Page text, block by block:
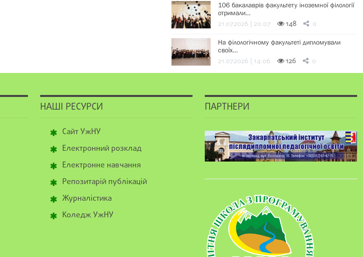
106 бакалаврів факультету іноземної філології
отримали…
21.07.2026 | 20:07 148 0
На філологічному факультеті дипломували
своїх…
21.07.2026 | 14:06 126 0
НАШІ РЕСУРСИ
Сайт УжНУ
Електронний розклад
Електронне навчання
Репозитарій публікацій
Журналістика
Коледж УжНУ
ПАРТНЕРИ